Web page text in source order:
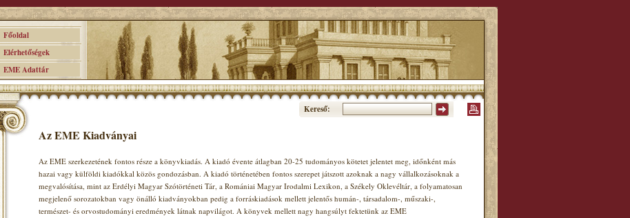
Főoldal
Elérhetőségek
EME Adattár
Kereső:
Az EME Kiadványai
Az EME szerkezetének fontos része a könyvkiadás. A kiadó évente átlagban 20-25 tudományos kötetet jelentet meg, időnként más
hazai vagy külföldi kiadókkal közös gondozásban. A kiadó történetében fontos szerepet játszott azoknak a nagy vállalkozásoknak a
megvalósítása, mint az Erdélyi Magyar Szótörténeti Tár, a Romániai Magyar Irodalmi Lexikon, a Székely Oklevéltár, a folyamatosan
megjelenő sorozatokban vagy önálló kiadványokban pedig a forráskiadások mellett jelentős humán-, társadalom-, műszaki-,
természet- és orvostudományi eredmények látnak napvilágot. A könyvek mellett nagy hangsúlyt fektetünk az EME